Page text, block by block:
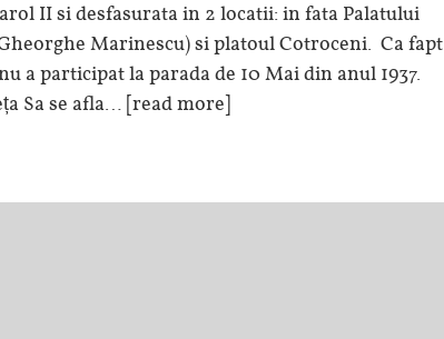
II si desfasurata in 2 locatii: in fata Palatului
Marinescu) si platoul Cotroceni. Ca fapt
a participat la parada de 10 Mai din anul 1937.
Sa se afla… [read more]